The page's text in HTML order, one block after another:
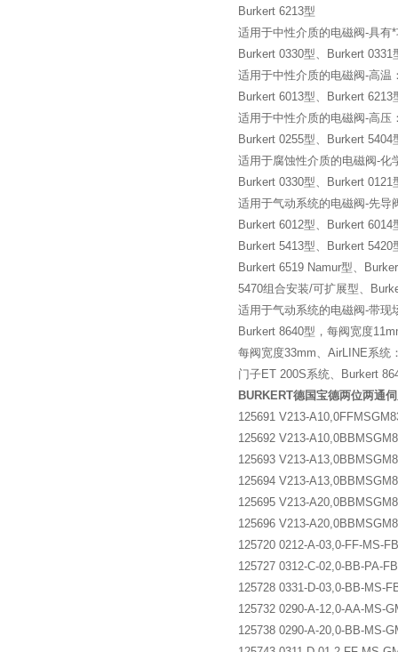
Burkert 6213型
适用于中性介质的电磁阀-具有
Burkert 0330型、Burkert
适用于中性介质的电磁阀-高温
Burkert 6013型、Burkert
适用于中性介质的电磁阀-高压
Burkert 0255型、Burkert
适用于腐蚀性介质的电磁阀-化
Burkert 0330型、Burkert
适用于气动系统的电磁阀-先导
Burkert 6012型、Burkert
Burkert 5413型、Burkert
Burkert 6519 Namur型、
5470组合安装/可扩展型、
适用于气动系统的电磁阀-带现
Burkert 8640型，每阀宽度
每阀宽度33mm、AirLINE系统
门子ET 200S系统、Burkert
BURKERT德国宝德两位两通
125691 V213-
125692 V213-
125693 V213-
125694 V213-
125695 V213-
125696 V213-
125720 0212-A-03,0-FF-MS-
125727 0312-C-02,0-BB-PA-
125728 0331-D-03,0-BB-MS-
125732 0290-A-12,0-AA-MS-
125738 0290-A-20,0-BB-MS-